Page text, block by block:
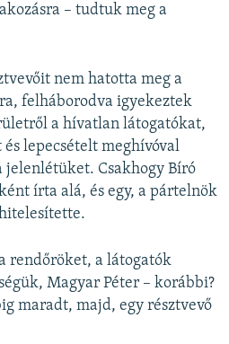
– tudtuk meg a
nem hatotta meg a
felháborodva igyekeztek
a hívatlan látogatókat,
lepecsételt meghívóval
Csakhogy Bíró
írta alá, és egy, a pártelnök
rendőröket, a látogatók
Magyar Péter – korábbi?
maradt, majd, egy résztvevő